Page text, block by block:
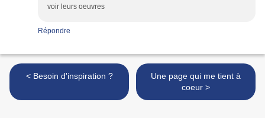
voir leurs oeuvres
Répondre
< Besoin d'inspiration ?
Une page qui me tient à
coeur >